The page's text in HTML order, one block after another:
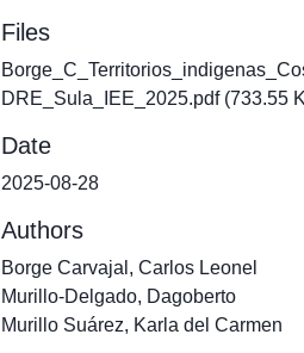
Files
DRE_Sula_IEE_2025.pdf(733.55
Date
2025-08-28
Authors
Borge Carvajal, Carlos Leonel
Murillo-Delgado, Dagoberto
Murillo Suárez, Karla del Carmen